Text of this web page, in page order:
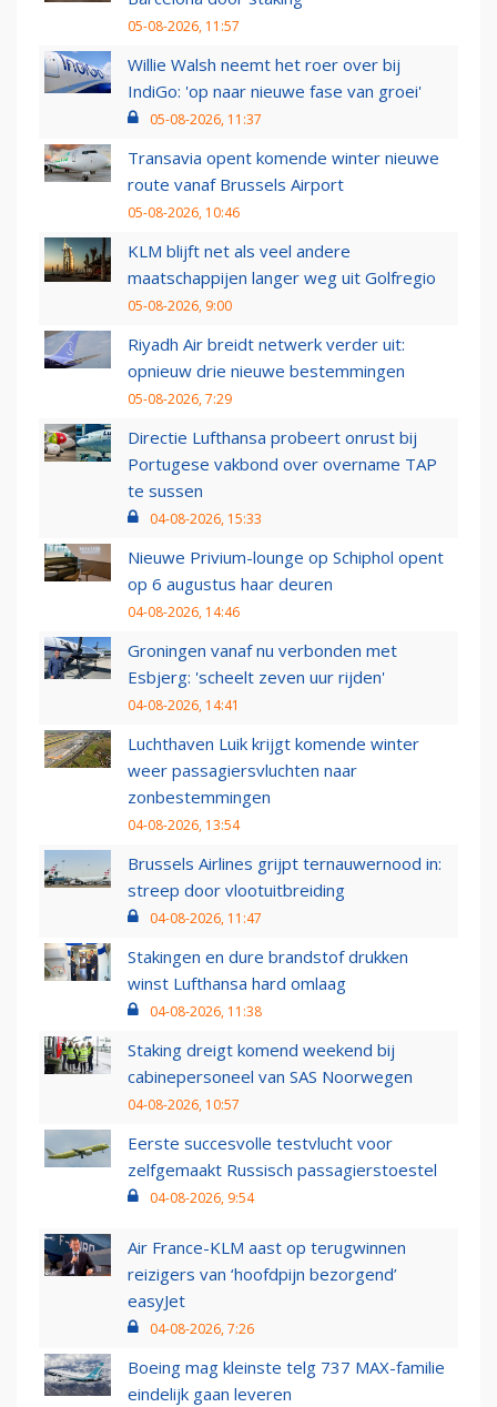
05-08-2026, 11:57
Willie Walsh neemt het roer over bij
IndiGo: 'op naar nieuwe fase van groei'
05-08-2026, 11:37
Transavia opent komende winter nieuwe
route vanaf Brussels Airport
05-08-2026, 10:46
KLM blijft net als veel andere
maatschappijen langer weg uit Golfregio
05-08-2026, 9:00
Riyadh Air breidt netwerk verder uit:
opnieuw drie nieuwe bestemmingen
05-08-2026, 7:29
Directie Lufthansa probeert onrust bij
Portugese vakbond over overname TAP
te sussen
04-08-2026, 15:33
Nieuwe Privium-lounge op Schiphol opent
op 6 augustus haar deuren
04-08-2026, 14:46
Groningen vanaf nu verbonden met
Esbjerg: 'scheelt zeven uur rijden'
04-08-2026, 14:41
Luchthaven Luik krijgt komende winter
weer passagiersvluchten naar
zonbestemmingen
04-08-2026, 13:54
Brussels Airlines grijpt ternauwernood in:
streep door vlootuitbreiding
04-08-2026, 11:47
Stakingen en dure brandstof drukken
winst Lufthansa hard omlaag
04-08-2026, 11:38
Staking dreigt komend weekend bij
cabinepersoneel van SAS Noorwegen
04-08-2026, 10:57
Eerste succesvolle testvlucht voor
zelfgemaakt Russisch passagierstoestel
04-08-2026, 9:54
Air France-KLM aast op terugwinnen
reizigers van ‘hoofdpijn bezorgend’
easyJet
04-08-2026, 7:26
Boeing mag kleinste telg 737 MAX-familie
eindelijk gaan leveren